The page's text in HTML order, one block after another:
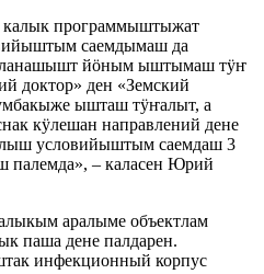
программыштыжат
саемдымаш да
йӧным ыштымаш тӱҥ
доктор» ден «Земский
ышташ тӱҥалыт, а
кӱлешан направлений дене
условийыштым саемдаш 3
палемда», – каласен Юрий
аралыме объектлам
паша дене палдарен.
инфекционный корпус